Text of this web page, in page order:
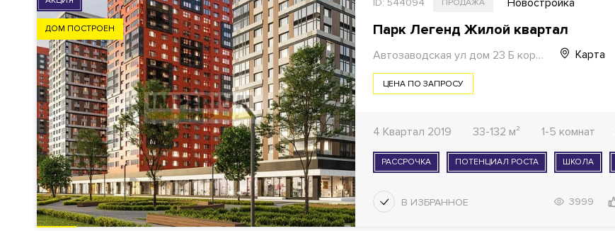
ДОМ ПОСТРОЕН
ID: 544094 ПРОДАЖА Новостройка
Парк Легенд Жилой квартал
Автозаводская ул дом 23 Б корп 2 Карта
ЦЕНА ПО ЗАПРОСУ
4 Квартал 2019 33-132 м² 1-5 комнат
РАССРОЧКА ПОТЕНЦИАЛ РОСТА ШКОЛА
3999